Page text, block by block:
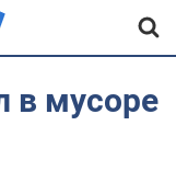
в мусоре